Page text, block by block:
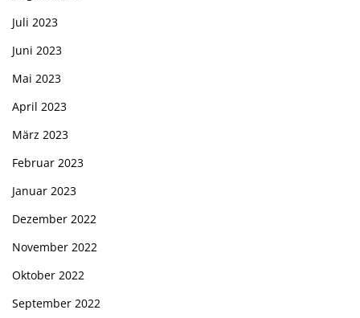
Juli 2023
Juni 2023
Mai 2023
April 2023
März 2023
Februar 2023
Januar 2023
Dezember 2022
November 2022
Oktober 2022
September 2022